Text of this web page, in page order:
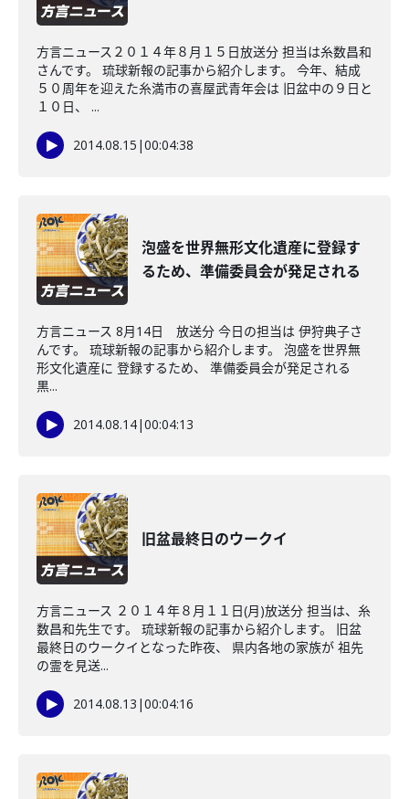
方言ニュース２０１４年８月１５日放送分 担当は糸数昌和
さんです。 琉球新報の記事から紹介します。 今年、結成
５０周年を迎えた糸満市の喜屋武青年会は 旧盆中の９日と
１０日、 ...
2014.08.15 |00:04:38
泡盛を世界無形文化遺産に登録す
るため、準備委員会が発足される
方言ニュース 8月14日 放送分 今日の担当は 伊狩典子さ
んです。 琉球新報の記事から紹介します。 泡盛を世界無
形文化遺産に 登録するため、 準備委員会が発足される
黒...
2014.08.14|00:04:13
旧盆最終日のウークイ
方言ニュース ２０１４年８月１１日(月)放送分 担当は、糸
数昌和先生です。 琉球新報の記事から紹介します。 旧盆
最終日のウークイとなった昨夜、 県内各地の家族が 祖先
の霊を見送...
2014.08.13 |00:04:16